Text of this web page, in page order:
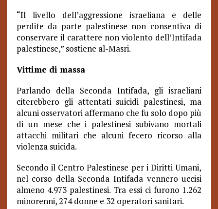
“Il livello dell’aggressione israeliana e delle
perdite da parte palestinese non consentiva di
conservare il carattere non violento dell’Intifada
palestinese,” sostiene al-Masri.
Vittime di massa
Parlando della Seconda Intifada, gli israeliani
citerebbero gli attentati suicidi palestinesi, ma
alcuni osservatori affermano che fu solo dopo più
di un mese che i palestinesi subivano mortali
attacchi militari che alcuni fecero ricorso alla
violenza suicida.
Secondo il Centro Palestinese per i Diritti Umani,
nel corso della Seconda Intifada vennero uccisi
almeno 4.973 palestinesi. Tra essi ci furono 1.262
minorenni, 274 donne e 32 operatori sanitari.